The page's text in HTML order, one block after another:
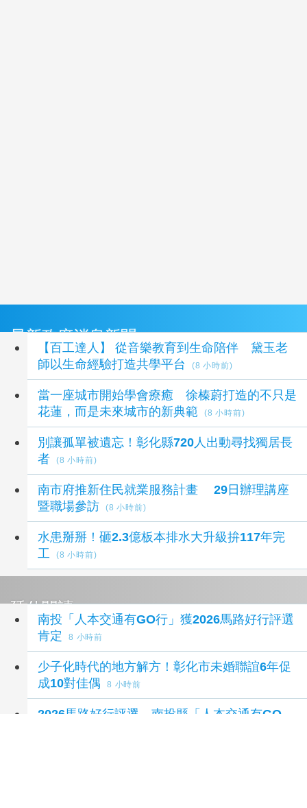
最新政府消息新聞
【百工達人】 從音樂教育到生命陪伴 黛玉老
師以生命經驗打造共學平台
(8 小時前)
當一座城市開始學會療癒 徐榛蔚打造的不只是
花蓮，而是未來城市的新典範
(8 小時前)
別讓孤單被遺忘！彰化縣720人出動尋找獨居長
者
(8 小時前)
南市府推新住民就業服務計畫 29日辦理講座
暨職場參訪
(8 小時前)
水患掰掰！砸2.3億板本排水大升級拚117年完
工
(8 小時前)
延伸閱讀
南投「人本交通有GO行」獲2026馬路好行評選
肯定
8 小時前
少子化時代的地方解方！彰化市未婚聯誼6年促
成10對佳偶
8 小時前
2026馬路好行評選 南投縣「人本交通有GO